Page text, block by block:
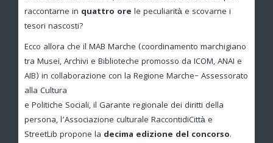
raccontarne in quattro ore le peculiarità e scovarne i
tesori nascosti?
Ecco allora che il MAB Marche (coordinamento marchigiano
tra Musei, Archivi e Biblioteche promosso da ICOM, ANAI e
AIB) in collaborazione con la Regione Marche– Assessorato
alla Cultura
e Politiche Sociali, il Garante regionale dei diritti della
persona, l’Associazione culturale RaccontidiCittà e
StreetLib propone la decima edizione del concorso.